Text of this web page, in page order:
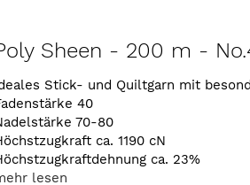
Sheen - 200 m -
Stick- und Quiltgarn mit
40
70-80
ca. 1190 cN
ca. 23%
lesen